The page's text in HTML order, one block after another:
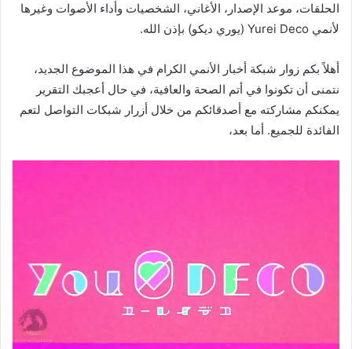
الحلقات، موعد الإصدار، الأغاني، الشخصيات وأداء الأصوات وغيرها
لأنمي Yurei Deco (يوري ديكو) بإذن الله.
أهلاً بكم زوار شبكة أخبار الأنمي الكرام في هذا الموضوع الجديد،
نتمنى أن تكونوا في أتم الصحة والعافية، في حال أعجبك التقرير
يمكنكم مشاركته مع أصدقائكم من خلال أزرار شبكات التواصل لتعم
الفائدة للجميع. أما بعد،